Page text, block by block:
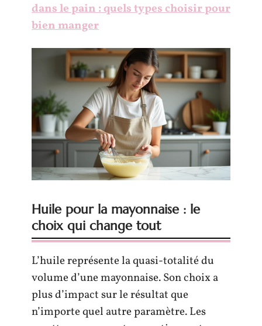
dans le pain : quels types choisir pour
bien manger
Huile pour la mayonnaise : le
choix qui change tout
L’huile représente la quasi-totalité du
volume d’une mayonnaise. Son choix a
plus d’impact sur le résultat que
n’importe quel autre paramètre. Les